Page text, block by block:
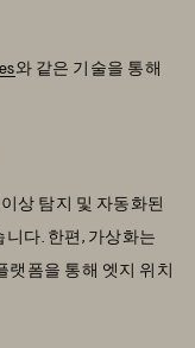
와 같은 기술을 통해
상 탐지 및 자동화된
다. 한편, 가상화는
랫폼을 통해 엣지 위치